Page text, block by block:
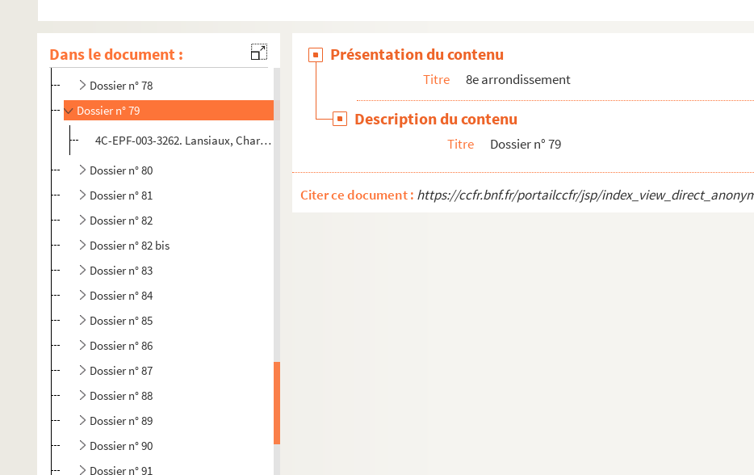
Dans le document :
Dossier n° 77
Dossier n° 77 bis
Dossier n° 78
Dossier n° 79
4C-EPF-003-3262. Lansiaux, Charles (Photographe) Paris. 128, rue de la Boëtie. La façade
Dossier n° 80
Dossier n° 81
Dossier n° 82
Dossier n° 82 bis
Dossier n° 83
Dossier n° 84
Dossier n° 85
Dossier n° 86
Dossier n° 87
Dossier n° 88
Dossier n° 89
Dossier n° 90
Dossier n° 91
Présentation du contenu
Titre 8e arrondissement
Description du contenu
Titre Dossier n° 79
Citer ce document : https://ccfr.bnf.fr/portailccfr/jsp/